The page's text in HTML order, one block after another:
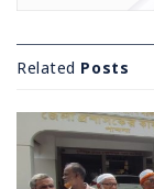
Related Posts